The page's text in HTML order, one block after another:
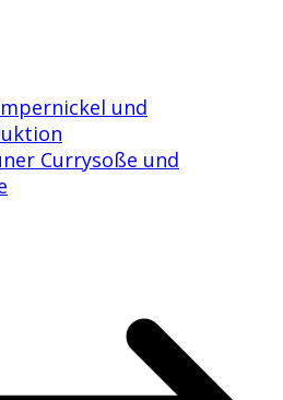
und
Currysoße und